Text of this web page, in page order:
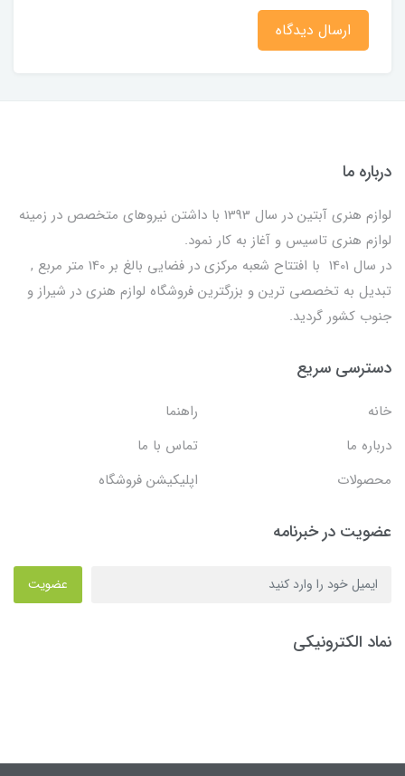
ارسال دیدگاه
درباره ما
لوازم هنری آبتین در سال 1393 با داشتن نیروهای متخصص در زمینه
لوازم هنری تاسیس و آغاز به کار نمود.
در سال 1401 با افتتاح شعبه مرکزی در فضایی بالغ بر 140 متر مربع ,
تبدیل به تخصصی ترین و بزرگترین فروشگاه لوازم هنری در شیراز و
جنوب کشور گردید.
دسترسی سریع
خانه
راهنما
درباره ما
تماس با ما
محصولات
اپلیکیشن فروشگاه
عضویت در خبرنامه
عضویت
نماد الکترونیکی